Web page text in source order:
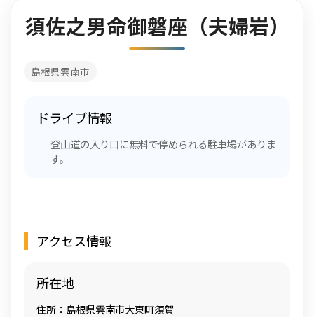
須佐之男命御磐座（夫婦岩）
島根県雲南市
ドライブ情報
登山道の入り口に無料で停められる駐車場がありま
す。
アクセス情報
所在地
住所：島根県雲南市大東町須賀